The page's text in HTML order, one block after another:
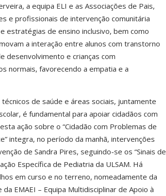
a equipa ELI e as Associações de Pais,
e profissionais de intervenção comunitária
estratégias de ensino inclusivo, bem como
a interação entre alunos com transtorno
desenvolvimento e crianças com
normais, favorecendo a empatia e a
de saúde e áreas sociais, juntamente
é fundamental para apoiar cidadãos com
ação sobre o “Cidadão com Problemas de
integra, no período da manhã, intervenções
de Sandra Pires, seguindo-se os “Sinais de
Específica de Pediatria da ULSAM. Há
em curso e no terreno, nomeadamente da
EMAEI – Equipa Multidisciplinar de Apoio à